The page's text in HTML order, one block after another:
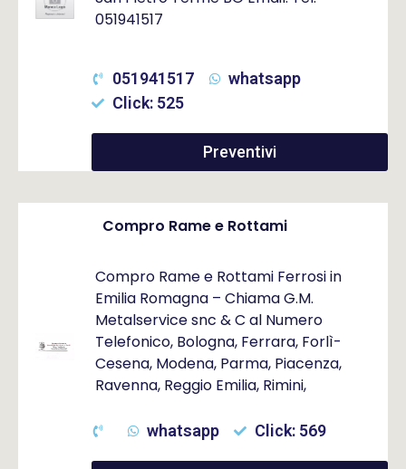
051941517
051941517
whatsapp
Click: 525
Preventivi
Compro Rame e Rottami
Compro Rame e Rottami Ferrosi in
Emilia Romagna – Chiama G.M.
Metalservice snc & C al Numero
Telefonico, Bologna, Ferrara, Forlì-
Cesena, Modena, Parma, Piacenza,
Ravenna, Reggio Emilia, Rimini,
whatsapp Click: 569